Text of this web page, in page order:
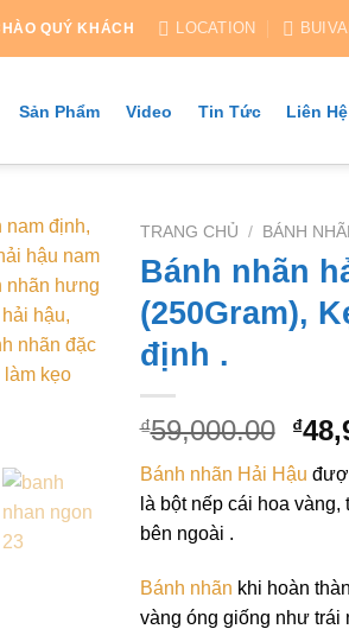
QUÝ KHÁCH LOCATION
Sản Phẩm Video Tin Tức Liên Hệ
TRANG CHỦ / BÁNH
Bánh nhãn
(250Gram),
định .
₫59,000.00 Giá
gốc
là:
₫
Bánh nhãn Hải Hậu
là bột nếp cái hoa
bên ngoài .
Bánh nhãn khi hoàn
vàng óng giống như trái